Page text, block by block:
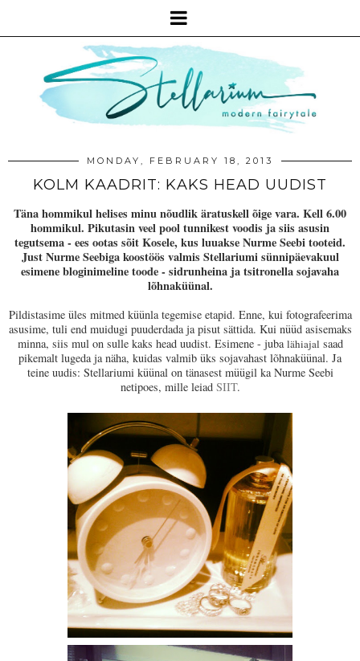
MONDAY, FEBRUARY 18, 2013
KOLM KAADRIT: KAKS HEAD UUDIST
Täna hommikul helises minu nõudlik äratuskell õige vara. Kell 6.00
hommikul. Pikutasin veel pool tunnikest voodis ja siis asusin
tegutsema - ees ootas sõit Kosele, kus luuakse Nurme Seebi tooteid.
Just Nurme Seebiga koostöös valmis Stellariumi sünnipäevakuul
esimene bloginimeline toode - sidrunheina ja tsitronella sojavaha
lõhnaküünal.
Pildistasime üles mitmed küünla tegemise etapid. Enne, kui fotografeerima
asusime, tuli end muidugi puuderdada ja pisut sättida. Kui nüüd asisemaks
minna, siis mul on sulle kaks head uudist. Esimene - jubalähiajal saad
pikemalt lugeda ja näha, kuidas valmib üks sojavahast lõhnaküünal. Ja
teine uudis: Stellariumi küünal on tänasest müügil ka Nurme Seebi
netipoes, mille leiad SIIT.